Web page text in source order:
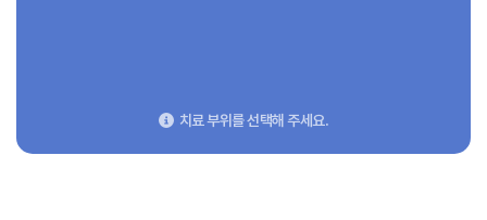
치료 부위를 선택해 주세요.